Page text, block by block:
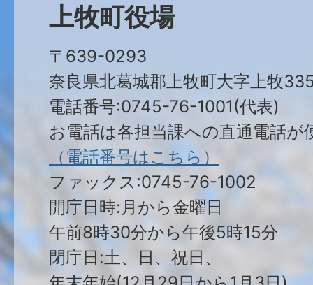
上牧町役場
〒639-0293
奈良県北葛城郡上牧町大字上牧
電話番号:0745-76-1001(代表)
お電話は各担当課への直通電話が
（電話番号はこちら）
ファックス:0745-76-1002
開庁日時:月から金曜日
午前8時30分から午後5時15分
閉庁日:土、日、祝日、